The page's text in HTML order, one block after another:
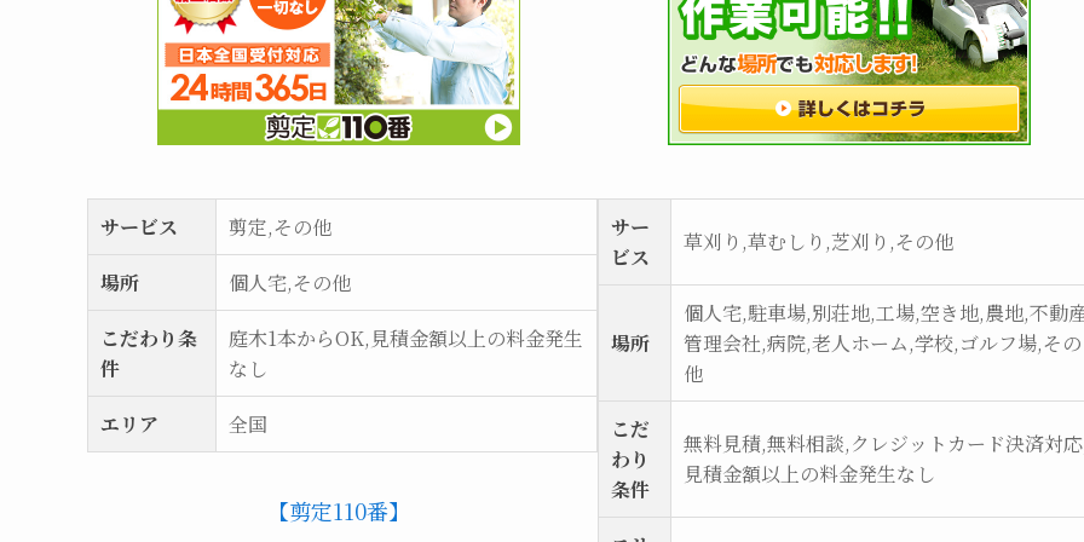
サービス
剪定,その他
場所
個人宅,その他
こだわり条
件
庭木1本からOK,見積金額以上の料金発生
なし
エリア
全国
【剪定110番】
サー
ビス
草刈り,草むしり,芝刈り,その他
場所
個人宅,駐車場,別荘地,工場,空き地,農地,不動
管理会社,病院,老人ホーム,学校,ゴルフ場,その
他
こだ
わり
条件
無料見積,無料相談,クレジットカード決済対
見積金額以上の料金発生なし